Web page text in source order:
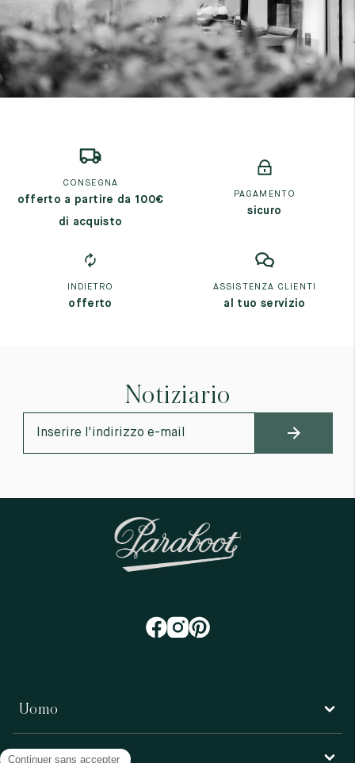
CONSEGNA
offerto a partire da 100€
di acquisto
PAGAMENTO
sicuro
INDIETRO
offerto
ASSISTENZA CLIENTI
al tuo servizio
Notiziario
Uomo
Donna